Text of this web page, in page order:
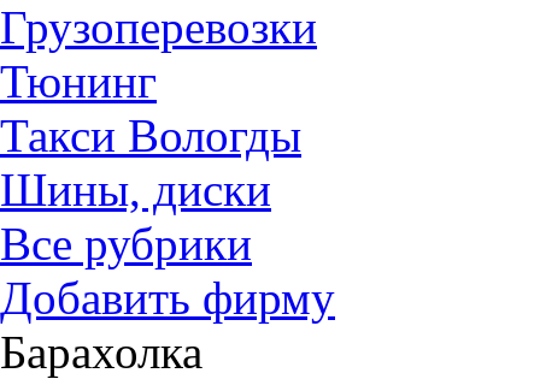
Грузоперевозки
Тюнинг
Такси Вологды
Шины, диски
Все рубрики
Добавить фирму
Барахолка